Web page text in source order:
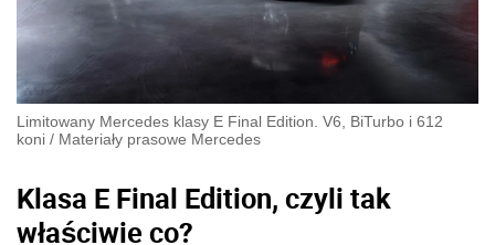
Limitowany Mercedes klasy E Final Edition. V6, BiTurbo i 612
koni / Materiały prasowe Mercedes
Klasa E Final Edition, czyli tak
właściwie co?